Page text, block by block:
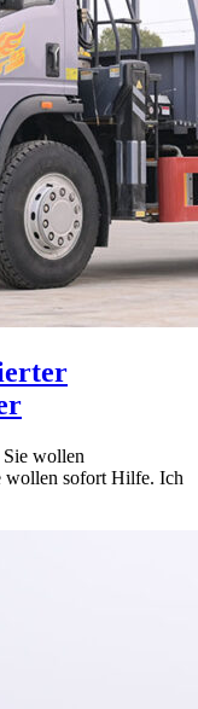
wollen
wollen sofort Hilfe. Ich